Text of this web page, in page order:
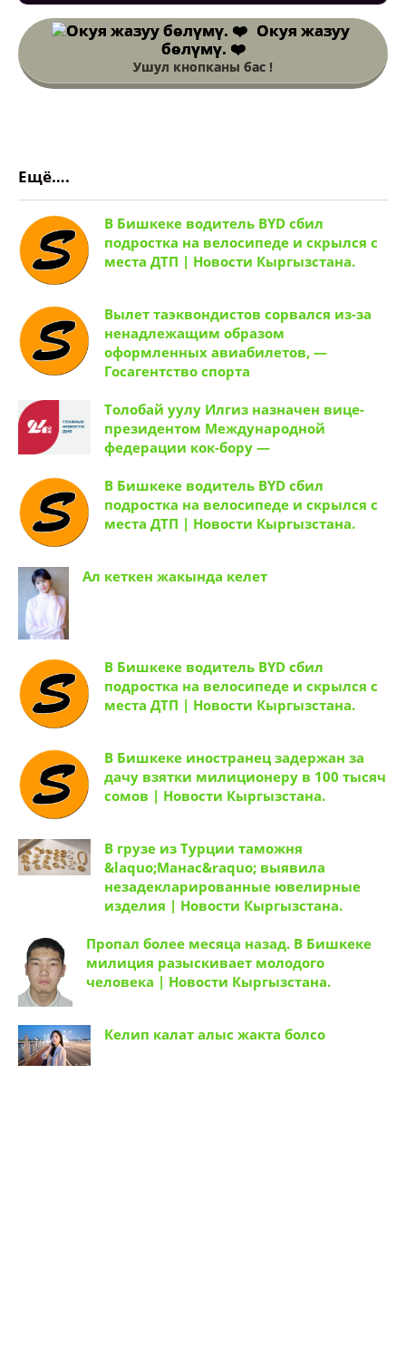
Окуя жазуу
бөлүмү. ❤️
Ушул кнопканы бас !
Ещё….
В Бишкеке водитель BYD сбил
подростка на велосипеде и скрылся с
места ДТП | Новости Кыргызстана.
Вылет таэквондистов сорвался из-за
ненадлежащим образом
оформленных авиабилетов, —
Госагентство спорта
Толобай уулу Илгиз назначен вице-
президентом Международной
федерации кок-бору —
В Бишкеке водитель BYD сбил
подростка на велосипеде и скрылся с
места ДТП | Новости Кыргызстана.
Ал кеткен жакында келет
В Бишкеке водитель BYD сбил
подростка на велосипеде и скрылся с
места ДТП | Новости Кыргызстана.
В Бишкеке иностранец задержан за
дачу взятки милиционеру в 100 тысяч
сомов | Новости Кыргызстана.
В грузе из Турции таможня
&laquo;Манас&raquo; выявила
незадекларированные ювелирные
изделия | Новости Кыргызстана.
Пропал более месяца назад. В Бишкеке
милиция разыскивает молодого
человека | Новости Кыргызстана.
Келип калат алыс жакта болсо